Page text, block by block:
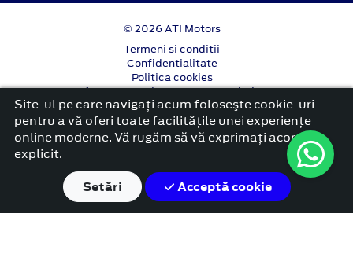
© 2026 ATI Motors
Termeni si conditii
Confidentialitate
Politica cookies
Anunț începere proiect ”PNRR. Fonduri pentru
România modernă și reformată”.
platformă dezvoltată de Workleto
Site-ul pe care navigați acum foloseşte cookie-uri
pentru a vă oferi toate facilitățile unei experiențe
online moderne. Vă rugăm să vă exprimați acordul
explicit.
Setări
Acceptă cookie